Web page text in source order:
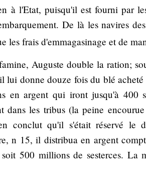
à l'Etat, puisqu'il est fourni par
De là les navires
les frais d'emmagasinage et de
Auguste double la ration;
lui donne douze fois du blé
en argent qui iront jusqu'à 400
dans les tribus (la peine
conclut qu'il s'était réservé le
n 15, il distribua en argent
500 millions de sesterces. La